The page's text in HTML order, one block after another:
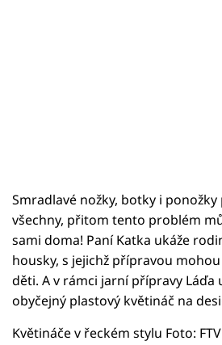
Smradlavé nožky, botky i
všechny, přitom tento problém
sami doma! Paní Katka ukáže
housky, s jejichž přípravou
děti. A v rámci jarní přípravy Láďa
obyčejný plastový květináč na
Květináče v řeckém stylu Foto: